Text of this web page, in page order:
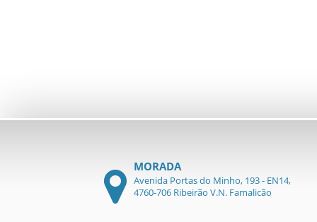
MORADA
Avenida Portas do Minho, 193 - EN14,
4760-706 Ribeirão V.N. Famalicão